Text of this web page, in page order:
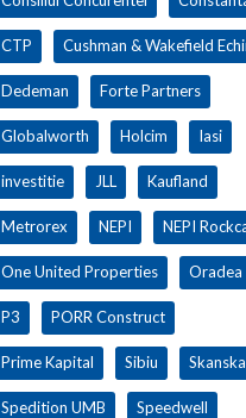
CTP Cushman & Wakefield
Dedeman Forte Partners
Globalworth Holcim Iasi
investitie JLL Kaufland
Metrorex NEPI NEPI
One United Properties Oradea
P3 PORR Construct
Prime Kapital Sibiu Skanska
Spedition UMB Speedwell